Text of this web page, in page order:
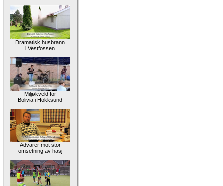
Dramatisk husbrann
i Vestfossen
Miljøkveld for
Bolivia i Hokksund
Advarer mot stor
omsetning av hasj